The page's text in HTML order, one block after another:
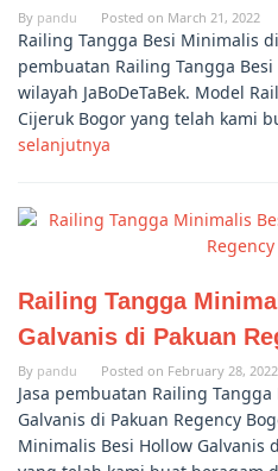
By pandu Posted on March 21, 2022
Railing Tangga Besi Minimalis
pembuatan Railing Tangga
wilayah JaBoDeTaBek. Model
Cijeruk Bogor yang telah kami
selanjutnya
Railing Tangga
Galvanis di Pakuan
By pandu Posted on February 28, 2022
Jasa pembuatan Railing
Galvanis di Pakuan Regency
Minimalis Besi Hollow Galvanis